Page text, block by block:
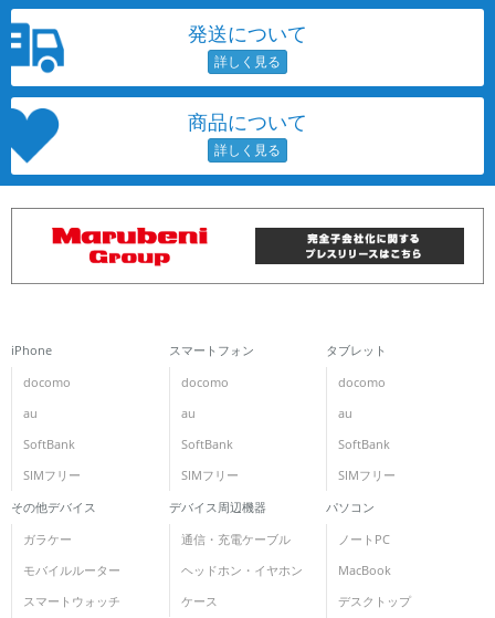
発送について
商品について
iPhone
docomo
au
SoftBank
SIMフリー
スマートフォン
docomo
au
SoftBank
SIMフリー
タブレット
docomo
au
SoftBank
SIMフリー
その他デバイス
ガラケー
モバイルルーター
スマートウォッチ
デバイス周辺機器
通信・充電ケーブル
ヘッドホン・イヤホン
ケース
パソコン
ノートPC
MacBook
デスクトップ
~
モニタサイズ
価格
月 まで
ただし機能別のみ「and検索」となります。